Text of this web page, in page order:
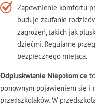
Zapewnienie komfortu
buduje zaufanie
zagrożeń, takich jak
dziećmi. Regularne
bezpiecznego miejsca.
Odpluskwianie Niepołomice
ponownym pojawieniem się i
przedszkolaków. W